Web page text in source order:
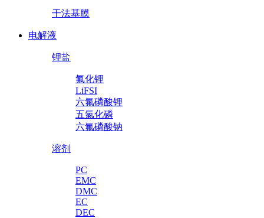
干法基膜
电解液
锂盐
氟化锂
LiFSI
六氟磷酸锂
五氯化磷
六氟磷酸钠
溶剂
PC
EMC
DMC
EC
DEC